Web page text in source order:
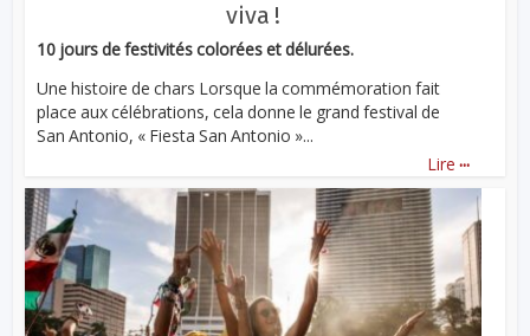
viva !
10 jours de festivités colorées et délurées.
Une histoire de chars Lorsque la commémoration fait
place aux célébrations, cela donne le grand festival de
San Antonio, « Fiesta San Antonio »...
Lire ...